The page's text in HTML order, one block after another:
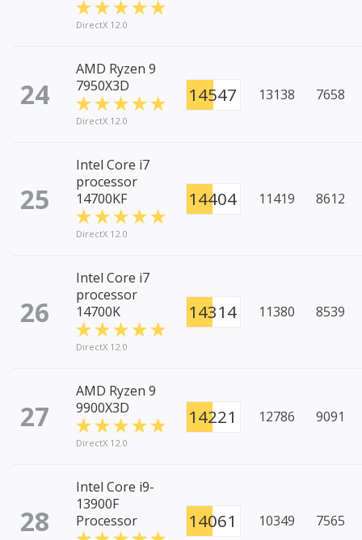
DirectX 12.0
24
AMD Ryzen 9
7950X3D
DirectX 12.0
14547 13138 7658
25
Intel Core i7
processor
14700KF
DirectX 12.0
14404 11419 8612
26
Intel Core i7
processor
14700K
DirectX 12.0
14314 11380 8539
27
AMD Ryzen 9
9900X3D
DirectX 12.0
14221 12786 9091
28
Intel Core i9-
13900F
Processor
14061 10349 7565